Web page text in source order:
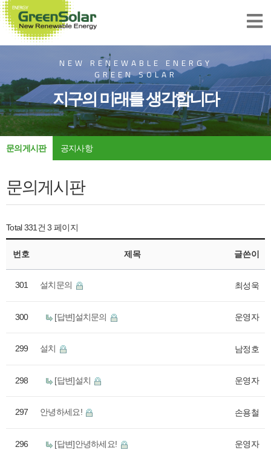
NEW RENEWABLE ENERGY
GREEN SOLAR
지구의 미래를 생각합니다
문의게시판 공지사항
문의게시판
Total 331건 3 페이지
번호 제목 글쓴이
301 설치문의 최성욱
300 [답변]설치문의 운영자
299 설치 남정호
298 [답변]설치 운영자
297 안녕하세요! 손용철
296 [답변]안녕하세요! 운영자